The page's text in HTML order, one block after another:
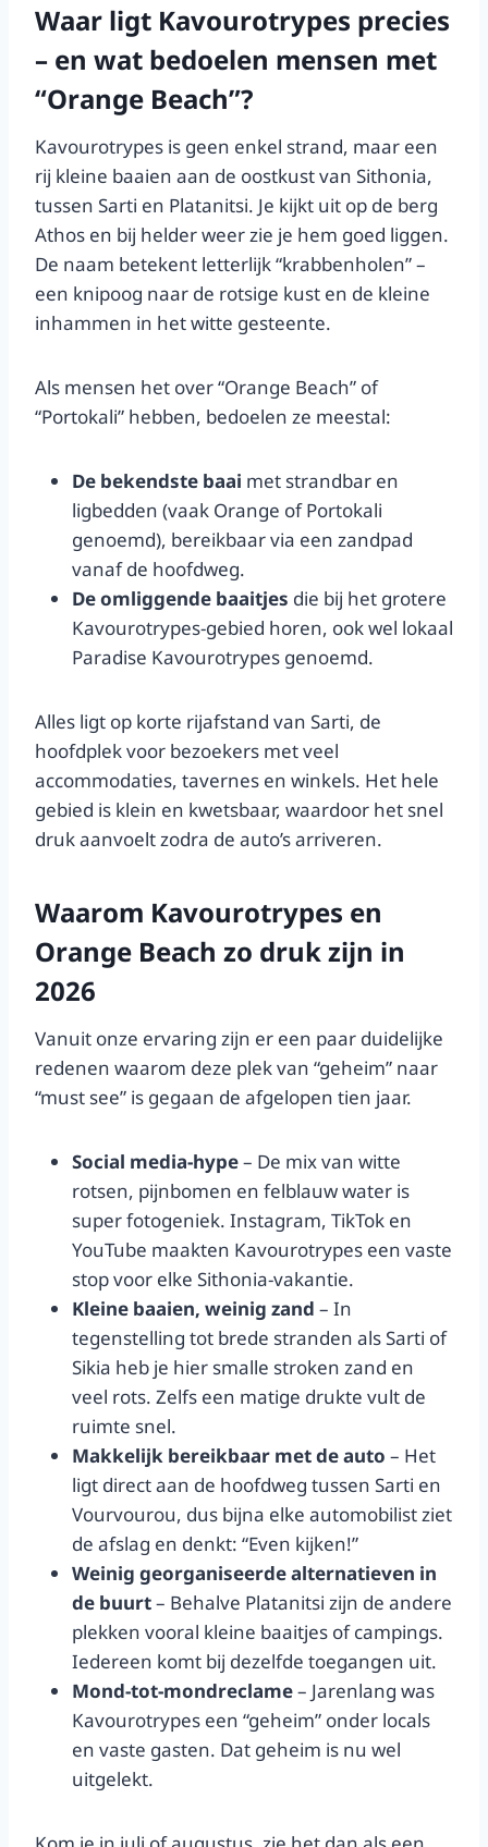
Waar ligt Kavourotrypes precies
– en wat bedoelen mensen met
“Orange Beach”?
Kavourotrypes is geen enkel strand, maar een
rij kleine baaien aan de oostkust van Sithonia,
tussen Sarti en Platanitsi. Je kijkt uit op de berg
Athos en bij helder weer zie je hem goed liggen.
De naam betekent letterlijk “krabbenholen” –
een knipoog naar de rotsige kust en de kleine
inhammen in het witte gesteente.
Als mensen het over “Orange Beach” of
“Portokali” hebben, bedoelen ze meestal:
De bekendste baai met strandbar en
ligbedden (vaak Orange of Portokali
genoemd), bereikbaar via een zandpad
vanaf de hoofdweg.
De omliggende baaitjes die bij het grotere
Kavourotrypes-gebied horen, ook wel lokaal
Paradise Kavourotrypes genoemd.
Alles ligt op korte rijafstand van Sarti, de
hoofdplek voor bezoekers met veel
accommodaties, tavernes en winkels. Het hele
gebied is klein en kwetsbaar, waardoor het snel
druk aanvoelt zodra de auto’s arriveren.
Waarom Kavourotrypes en
Orange Beach zo druk zijn in
2026
Vanuit onze ervaring zijn er een paar duidelijke
redenen waarom deze plek van “geheim” naar
“must see” is gegaan de afgelopen tien jaar.
Social media-hype– De mix van witte
rotsen, pijnbomen en felblauw water is
super fotogeniek. Instagram, TikTok en
YouTube maakten Kavourotrypes een vaste
stop voor elke Sithonia-vakantie.
Kleine baaien, weinig zand – In
tegenstelling tot brede stranden als Sarti of
Sikia heb je hier smalle stroken zand en
veel rots. Zelfs een matige drukte vult de
ruimte snel.
Makkelijk bereikbaar met de auto – Het
ligt direct aan de hoofdweg tussen Sarti en
Vourvourou, dus bijna elke automobilist ziet
de afslag en denkt: “Even kijken!”
Weinig georganiseerde alternatieven in
de buurt– Behalve Platanitsi zijn de andere
plekken vooral kleine baaitjes of campings.
Iedereen komt bij dezelfde toegangen uit.
Mond-tot-mondreclame– Jarenlang was
Kavourotrypes een “geheim” onder locals
en vaste gasten. Dat geheim is nu wel
uitgelekt.